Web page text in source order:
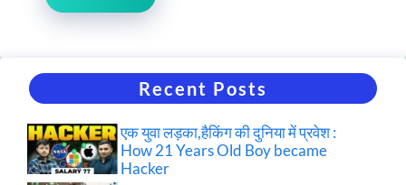
Recent Posts
एक युवा लड़का,हैकिंग की दुनिया में प्रवेश :
How 21 Years Old Boy became
Hacker